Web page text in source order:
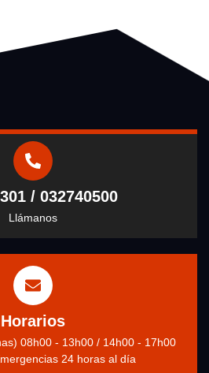
/ 032740500
Llámanos
Horarios
08h00 - 13h00 / 14h00 - 17h00
24 horas al día